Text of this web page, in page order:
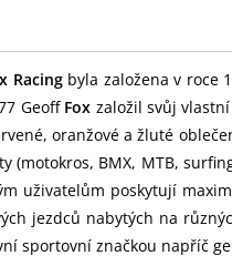
Racingbyla založena v roce
Geoff Fox založil svůj
oranžové a žluté
BMX, MTB,
uživatelům poskytují
jezdců nabytých na
sportovní značkou napříč